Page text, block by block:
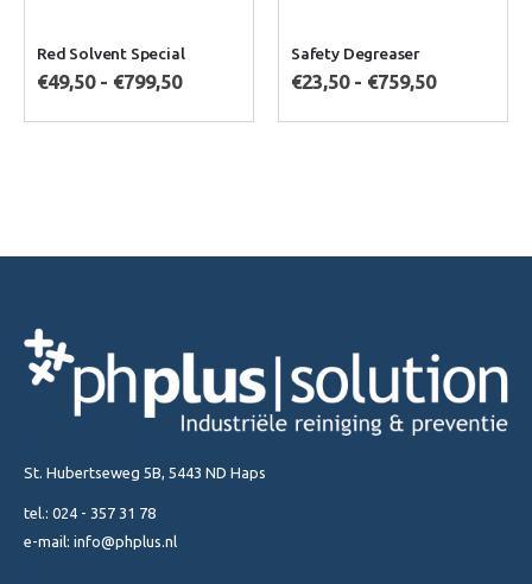
Red Solvent Special
€49,50 - €799,50Prijsklasse:
tot
Safety Degreaser
€23,50 - €759,50
tot
St. Hubertseweg 5B, 5443 ND Haps
tel.: 024 - 357 31 78
e-mail: info@phplus.nl